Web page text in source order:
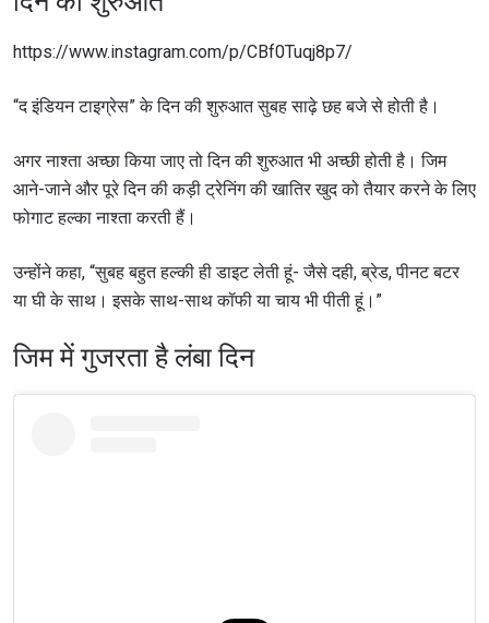
https://www.instagram.com/p/CBf0Tuqj8p7/
“द इंडियन टाइग्रेस” के दिन की शुरुआत सुबह साढ़े छह बजे से होती है।
अगर नाश्ता अच्छा किया जाए तो दिन की शुरुआत भी अच्छी होती है। जिम
आने-जाने और पूरे दिन की कड़ी ट्रेनिंग की खातिर खुद को तैयार करने के लिए
फोगाट हल्का नाश्ता करती हैं।
उन्होंने कहा, “सुबह बहुत हल्की ही डाइट लेती हूं- जैसे दही, ब्रेड, पीनट बटर
या घी के साथ। इसके साथ-साथ कॉफी या चाय भी पीती हूं।”
जिम में गुजरता है लंबा दिन